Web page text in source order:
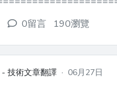
上接入 AirPods 的
0留言 190瀏覽
技術文章翻譯 · 06月27日